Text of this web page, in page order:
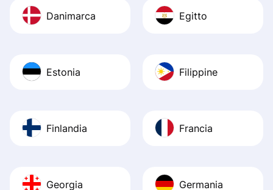
Danimarca Egitto
Estonia Filippine
Finlandia Francia
Georgia Germania